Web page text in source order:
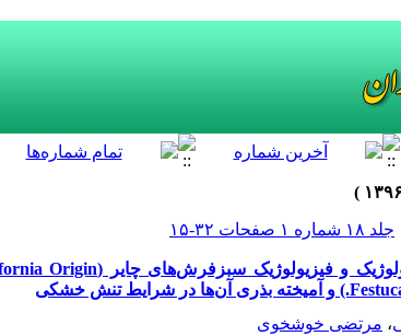
جلد ۱۸ شماره ۱ صفحات ۳۲-۱۵
، مرتضی خوشخوی